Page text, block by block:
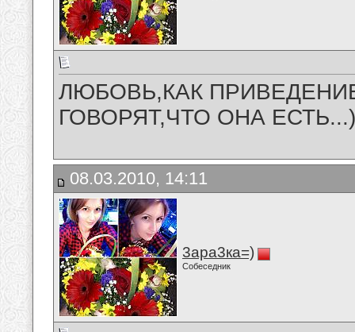
ЛЮБОВЬ,КАК
ГОВОРЯТ,ЧТО ОНА
08.03.2010, 14:11
3ара3ка=)
Собеседник